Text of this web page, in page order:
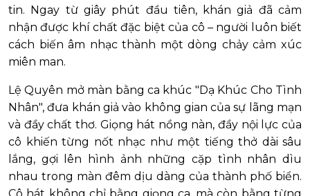
tin. Ngay từ giây phút đầu tiên, khán giả đã cảm
nhận được khí chất đặc biệt của cô – người luôn biết
cách biến âm nhạc thành một dòng chảy cảm xúc
miên man.
Lệ Quyên mở màn bằng ca khúc "Dạ Khúc Cho Tình
Nhân", đưa khán giả vào không gian của sự lãng mạn
và đầy chất thơ. Giọng hát nồng nàn, đầy nội lực của
cô khiến từng nốt nhạc như một tiếng thở dài sâu
lắng, gợi lên hình ảnh những cặp tình nhân dìu
nhau trong màn đêm dịu dàng của thành phố biển.
Cô hát không chỉ bằng giọng ca, mà còn bằng từng